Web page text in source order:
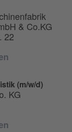
& Co.KG
22
(m/w/d)
KG